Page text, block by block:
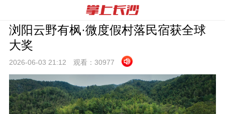
浏阳云野有枫·微度假村落民宿获全球
大奖
2026-06-03 21:12 观看： 30977